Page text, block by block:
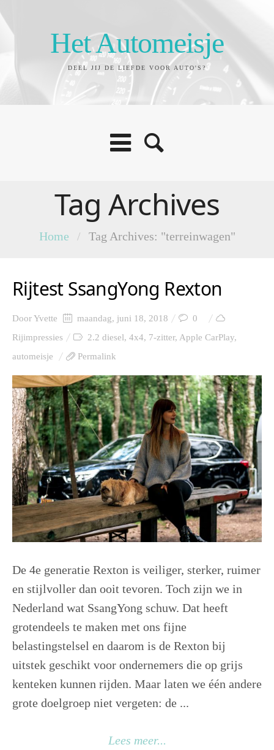
Het Automeisje
DEEL JIJ DE LIEFDE VOOR AUTO'S?
Tag Archives
Home / Tag Archives: "terreinwagen"
Rijtest SsangYong Rexton
DoorYvette maandag, juni 18, 2018
0
Rijimpressies
2.2 diesel, 4x4, 7-zitter, Apple CarPlay,
automeisje
Permalink
De 4e generatie Rexton is veiliger, sterker, ruimer
en stijlvoller dan ooit tevoren. Toch zijn we in
Nederland wat SsangYong schuw. Dat heeft
grotendeels te maken met ons fijne
belastingstelsel en daarom is de Rexton bij
uitstek geschikt voor ondernemers die op grijs
kenteken kunnen rijden. Maar laten we één andere
grote doelgroep niet vergeten: de ...
Lees meer...